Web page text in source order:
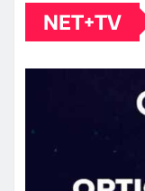
NET+TV